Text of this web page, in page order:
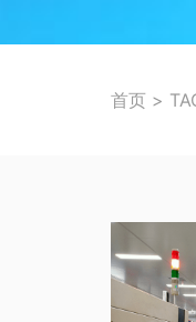
首页 >